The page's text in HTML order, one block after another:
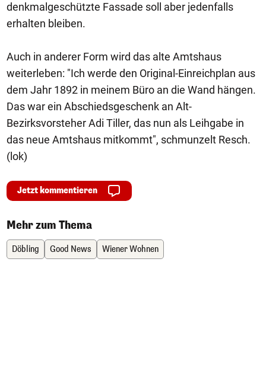
denkmalgeschützte Fassade soll aber jedenfalls
erhalten bleiben.
Auch in anderer Form wird das alte Amtshaus
weiterleben: "Ich werde den Original-Einreichplan aus
dem Jahr 1892 in meinem Büro an die Wand hängen.
Das war ein Abschiedsgeschenk an Alt-
Bezirksvorsteher Adi Tiller, das nun als Leihgabe in
das neue Amtshaus mitkommt", schmunzelt Resch.
(lok)
Jetzt kommentieren
Mehr zum Thema
Döbling Good News Wiener Wohnen